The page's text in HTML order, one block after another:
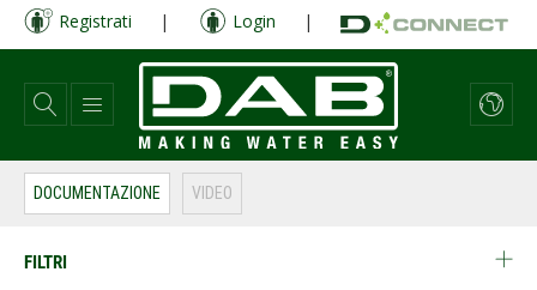
Salta
contenuto
principale
Registrati | Login |
DOCUMENTAZIONE VIDEO
FILTRI